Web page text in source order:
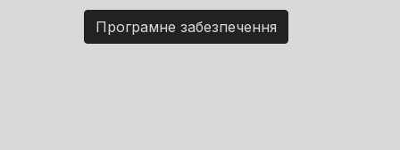
Програмне забезпечення